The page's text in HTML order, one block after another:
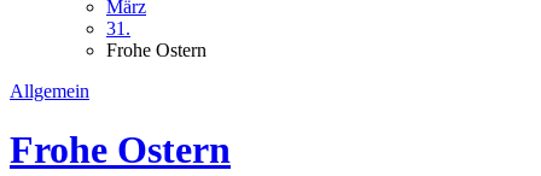
März
31.
Frohe Ostern
Allgemein
Frohe Ostern